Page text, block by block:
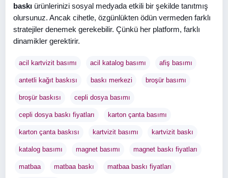
baskı ürünlerinizi sosyal medyada etkili bir şekilde tanıtmış
olursunuz. Ancak cihetle, özgünlükten ödün vermeden farklı
stratejiler denemek gerekebilir. Çünkü her platform, farklı
dinamikler gerektirir.
acil kartvizit basımı acil katalog basımı afiş basımı
antetli kağıt baskısı baskı merkezi broşür basımı
broşür baskısı cepli dosya basımı
cepli dosya baskı fiyatları karton çanta basımı
karton çanta baskısı kartvizit basımı kartvizit baskı
katalog basımı magnet basımı magnet baskı fiyatları
matbaa matbaa baskı matbaa baskı fiyatları